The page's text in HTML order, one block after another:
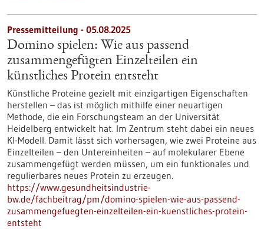
Pressemitteilung - 05.08.2025
Domino spielen: Wie aus passend
zusammengefügten Einzelteilen ein
künstliches Protein entsteht
Künstliche Proteine gezielt mit einzigartigen Eigenschaften
herstellen – das ist möglich mithilfe einer neuartigen
Methode, die ein Forschungsteam an der Universität
Heidelberg entwickelt hat. Im Zentrum steht dabei ein neues
KI-Modell. Damit lässt sich vorhersagen, wie zwei Proteine aus
Einzelteilen – den Untereinheiten – auf molekularer Ebene
zusammengefügt werden müssen, um ein funktionales und
regulierbares neues Protein zu erzeugen.
https://www.gesundheitsindustrie-
bw.de/fachbeitrag/pm/domino-spielen-wie-aus-passend-
zusammengefuegten-einzelteilen-ein-kuenstliches-protein-
entsteht